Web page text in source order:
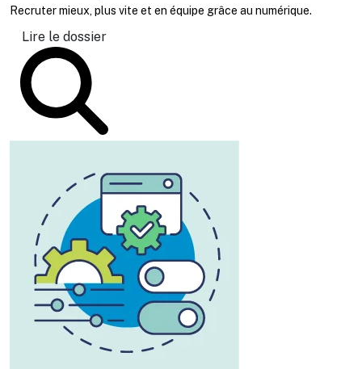
Recruter mieux, plus vite et en équipe grâce au numérique.
Lire le dossier